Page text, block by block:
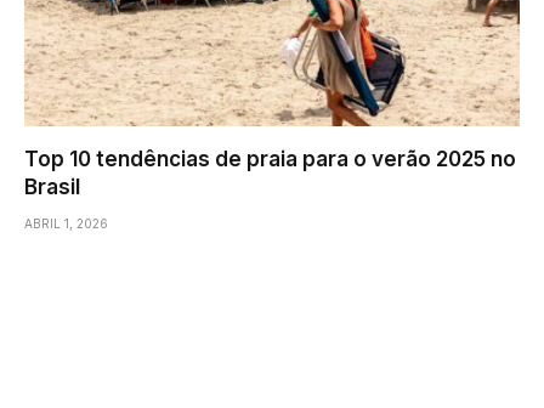
Top 10 tendências de praia para o verão 2025 no
Brasil
ABRIL 1, 2026